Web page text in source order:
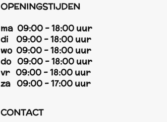
OPENINGSTIJDEN
ma 09:00 - 18:00 uur
di 09:00 - 18:00 uur
wo 09:00 - 18:00 uur
do 09:00 - 18:00 uur
vr 09:00 - 18:00 uur
za 09:00 - 17:00 uur
CONTACT